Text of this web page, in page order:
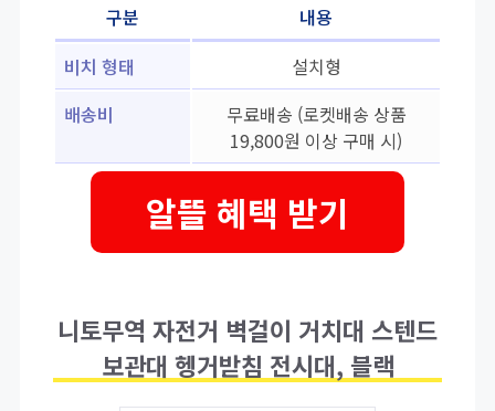
구분
내용
비치 형태
설치형
배송비
무료배송 (로켓배송 상품
19,800원 이상 구매 시)
알뜰 혜택 받기
니토무역 자전거 벽걸이 거치대 스텐드
보관대 헹거받침 전시대, 블랙